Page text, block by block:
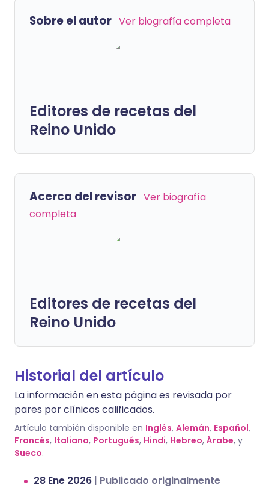
Sobre el autor Ver biografía completa
Editores de recetas del
Reino Unido
Acerca del revisor Ver biografía
completa
Editores de recetas del
Reino Unido
Historial del artículo
La información en esta página es revisada por
pares por clínicos calificados.
Artículo también disponible en Inglés, Alemán, Español,
Francés, Italiano, Portugués, Hindi, Hebreo, Árabe, y
Sueco.
28 Ene 2026 | Publicado originalmente